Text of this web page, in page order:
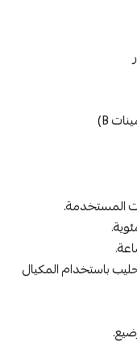
المستخدمة.
باستخدام المكيال